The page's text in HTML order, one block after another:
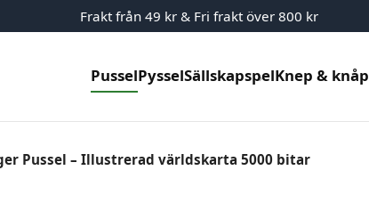
Frakt från 49 kr & Fri frakt över 800 kr
PusselPysselSällskapspelKnep & knåp
Pussel – Illustrerad världskarta 5000 bitar